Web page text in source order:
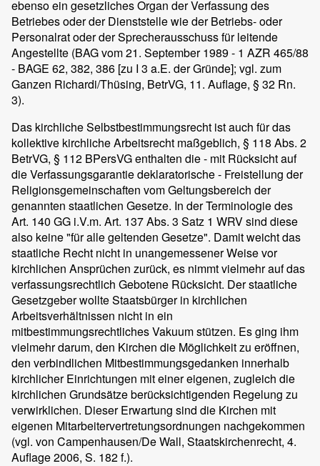
ebenso ein gesetzliches Organ der Verfassung des
Betriebes oder der Dienststelle wie der Betriebs- oder
Personalrat oder der Sprecherausschuss für leitende
Angestellte (BAG vom 21. September 1989 - 1 AZR 465/88
- BAGE 62, 382, 386 [zu I 3 a.E. der Gründe]; vgl. zum
Ganzen Richardi/Thüsing, BetrVG, 11. Auflage, § 32 Rn.
3).
Das kirchliche Selbstbestimmungsrecht ist auch für das
kollektive kirchliche Arbeitsrecht maßgeblich, § 118 Abs. 2
BetrVG, § 112 BPersVG enthalten die - mit Rücksicht auf
die Verfassungsgarantie deklaratorische - Freistellung der
Religionsgemeinschaften vom Geltungsbereich der
genannten staatlichen Gesetze. In der Terminologie des
Art. 140 GG i.V.m. Art. 137 Abs. 3 Satz 1 WRV sind diese
also keine "für alle geltenden Gesetze". Damit weicht das
staatliche Recht nicht in unangemessener Weise vor
kirchlichen Ansprüchen zurück, es nimmt vielmehr auf das
verfassungsrechtlich Gebotene Rücksicht. Der staatliche
Gesetzgeber wollte Staatsbürger in kirchlichen
Arbeitsverhältnissen nicht in ein
mitbestimmungsrechtliches Vakuum stützen. Es ging ihm
vielmehr darum, den Kirchen die Möglichkeit zu eröffnen,
den verbindlichen Mitbestimmungsgedanken innerhalb
kirchlicher Einrichtungen mit einer eigenen, zugleich die
kirchlichen Grundsätze berücksichtigenden Regelung zu
verwirklichen. Dieser Erwartung sind die Kirchen mit
eigenen Mitarbeitervertretungsordnungen nachgekommen
(vgl. von Campenhausen/De Wall, Staatskirchenrecht, 4.
Auflage 2006, S. 182 f.).